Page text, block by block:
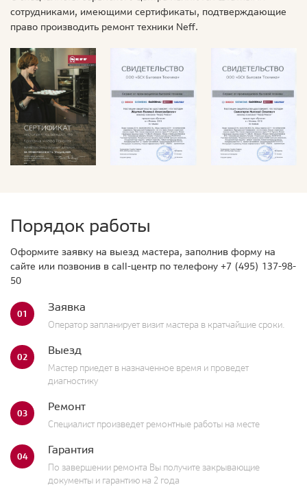
сотрудниками, имеющими сертификаты, подтверждающие
право производить ремонт техники Neff.
Порядок работы
Оформите заявку на выезд мастера, заполнив форму на
сайте или позвонив в call-центр по телефону +7 (495) 137-98-
50
01 Заявка
Оператор запланирует визит мастера в кратчайшие сроки.
02 Выезд
Мастер приедет в назначенное время и проведет
диагностику
03 Ремонт
Специалист произведет ремонтные работы на месте
04 Гарантия
По завершении ремонта Вы получите закрывающие
документы и гарантию на 2 года